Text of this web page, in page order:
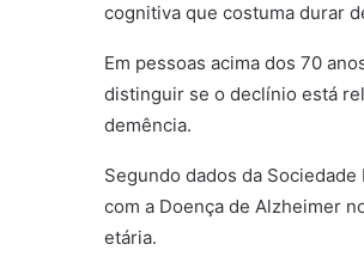
cognitiva que costuma durar
Em pessoas acima dos 70
distinguir se o declínio está
demência.
Segundo dados da
com a Doença de Alzheimer
etária.